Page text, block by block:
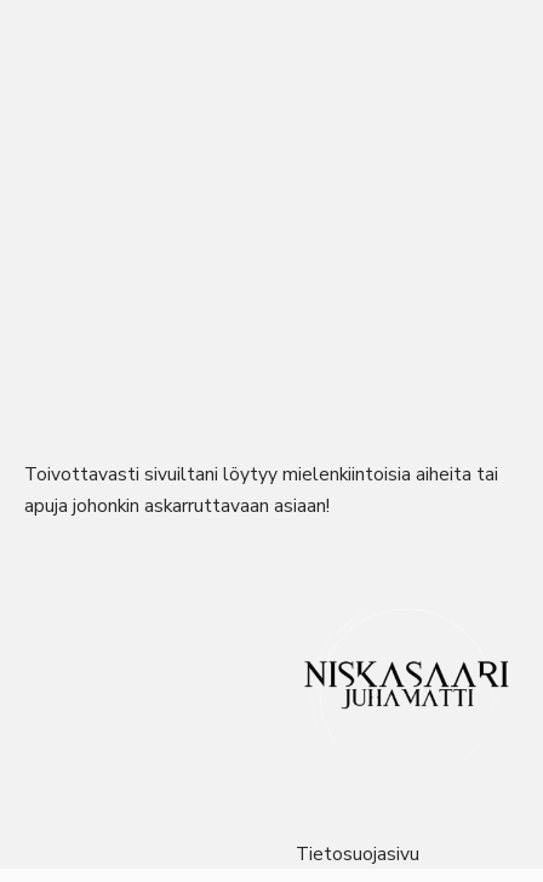
Toivottavasti sivuiltani löytyy mielenkiintoisia aiheita tai
apuja johonkin askarruttavaan asiaan!
Tietosuojasivu